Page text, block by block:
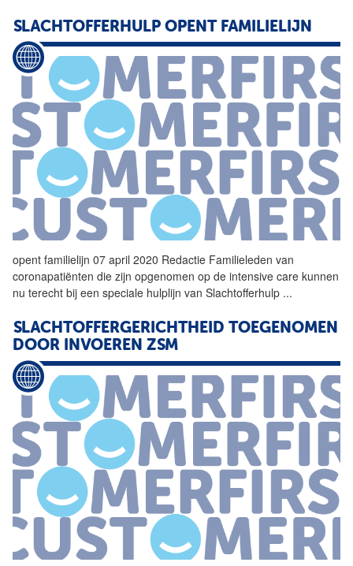
SLACHTOFFERHULP OPENT FAMILIELIJN
opent familielijn 07 april 2020 Redactie Familieleden van
coronapatiënten die zijn opgenomen op de intensive care kunnen
nu terecht bij een speciale hulplijn van Slachtofferhulp ...
SLACHTOFFERGERICHTHEID TOEGENOMEN
DOOR INVOEREN ZSM